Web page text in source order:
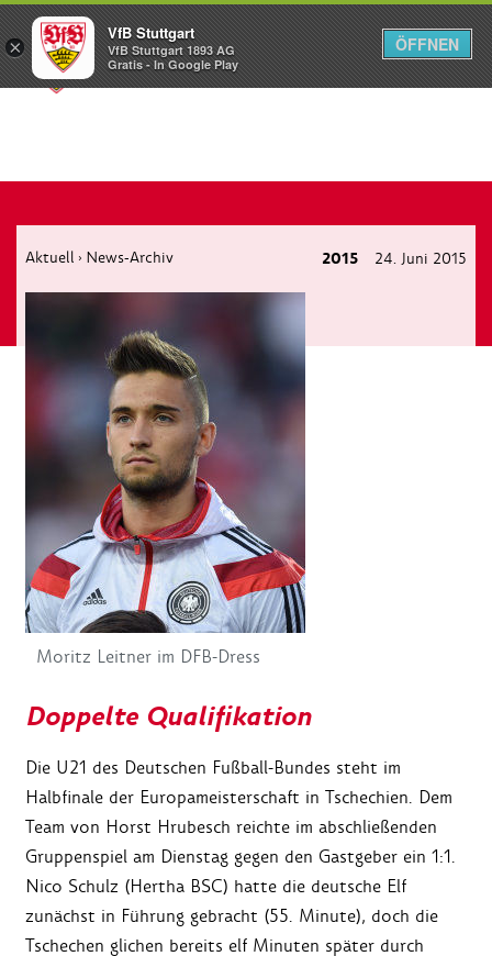
Menü
Aktuell › News-Archiv 2015 24. Juni 2015
Moritz Leitner im DFB-Dress
Doppelte Qualifikation
Die U21 des Deutschen Fußball-Bundes steht im
Halbfinale der Europameisterschaft in Tschechien. Dem
Team von Horst Hrubesch reichte im abschließenden
Gruppenspiel am Dienstag gegen den Gastgeber ein 1:1.
Nico Schulz (Hertha BSC) hatte die deutsche Elf
zunächst in Führung gebracht (55. Minute), doch die
Tschechen glichen bereits elf Minuten später durch
×
VfB Stuttgart
VfB Stuttgart 1893 AG
Gratis - In Google Play
ÖFFNEN